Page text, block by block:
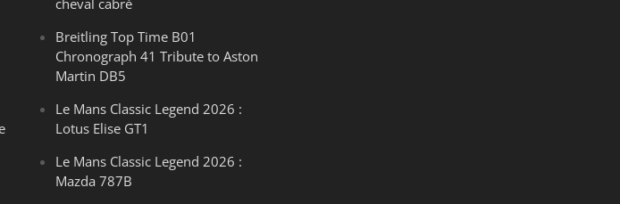
cheval cabré
Breitling Top Time B01
Chronograph 41 Tribute to Aston
Martin DB5
Le Mans Classic Legend 2026 :
Lotus Elise GT1
Le Mans Classic Legend 2026 :
Mazda 787B